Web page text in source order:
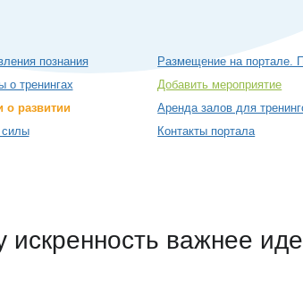
познания
о тренингах
о развитии
силы
Размещение на портале.
Добавить мероприятие
Аренда залов для
Контакты портала
искренность важнее